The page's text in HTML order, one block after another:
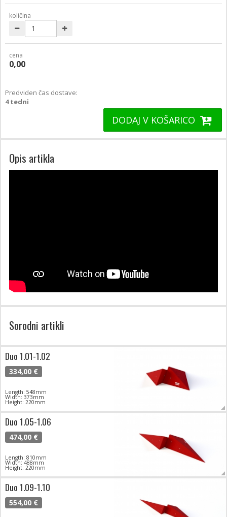
količina
cena
0,00
Predviden čas dostave:
4 tedni
DODAJ V KOŠARICO
Opis artikla
Sorodni artikli
Duo 1.01-1.02
334,00 €
Length: 548mm
Width: 373mm
Height: 220mm
Duo 1.05-1.06
474,00 €
Length: 810mm
Width: 488mm
Height: 220mm
Duo 1.09-1.10
554,00 €